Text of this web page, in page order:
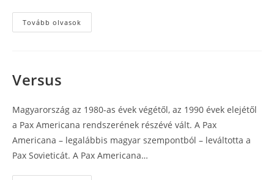
Tovább olvasok
századi
Versus
Magyarország az 1980-as évek végétől, az 1990 évek elejétől
a Pax Americana rendszerének részévé vált. A Pax
Americana – legalábbis magyar szempontból – leváltotta a
Pax Sovieticát. A Pax Americana…